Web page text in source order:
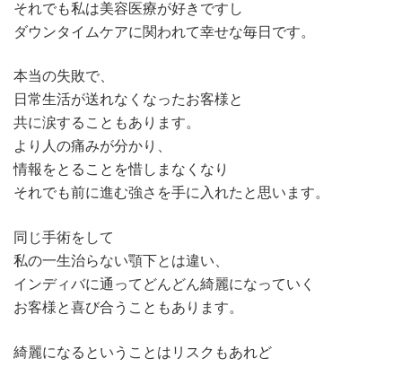
それでも私は美容医療が好きですし
ダウンタイムケアに関われて幸せな毎日です。
本当の失敗で、
日常生活が送れなくなったお客様と
共に涙することもあります。
より人の痛みが分かり、
情報をとることを惜しまなくなり
それでも前に進む強さを手に入れたと思います。
同じ手術をして
私の一生治らない顎下とは違い、
インディバに通ってどんどん綺麗になっていく
お客様と喜び合うこともあります。
綺麗になるということはリスクもあれど